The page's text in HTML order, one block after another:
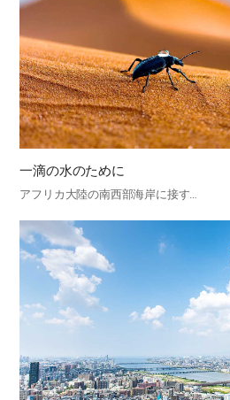
一滴の水のために
アフリカ大陸の南西部海岸に接す…